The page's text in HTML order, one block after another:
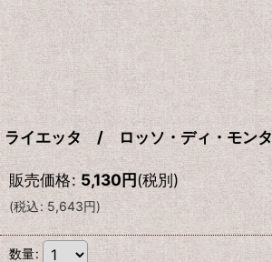
ライエッタ / ロッソ・ディ・モン
販売価格: 5,130円(税別)
(税込: 5,643円)
数量: